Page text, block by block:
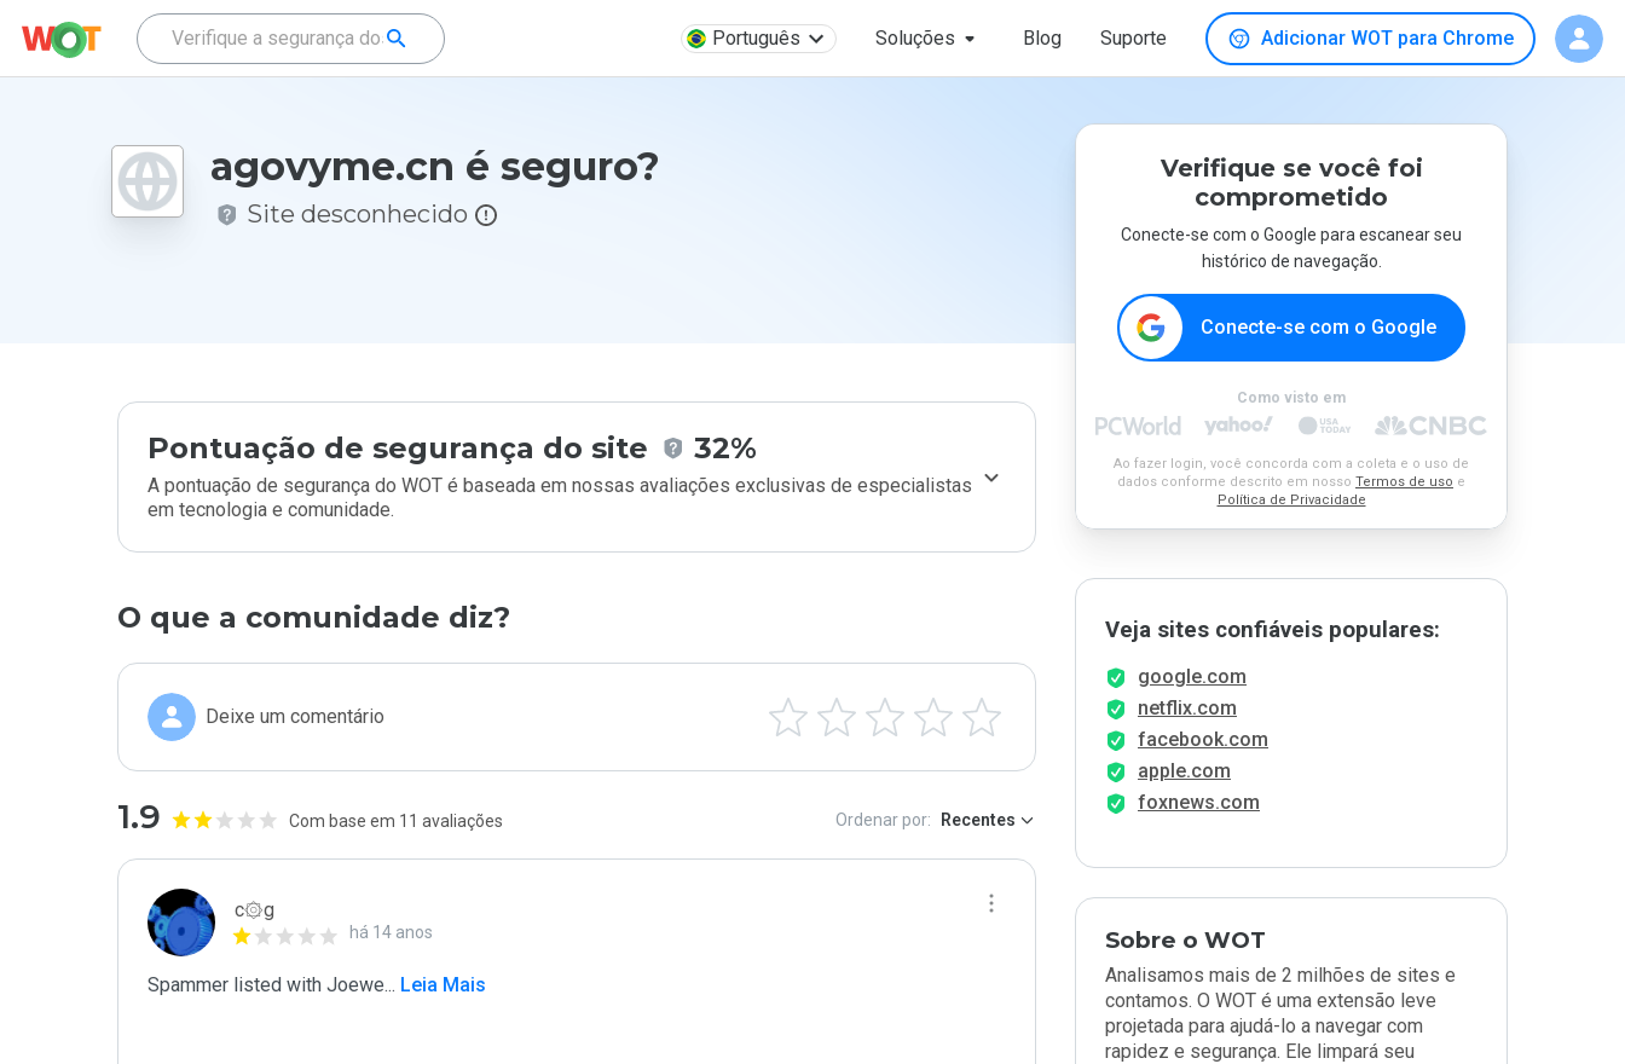
Português Soluções Blog Suporte Adicionar WOT para Chrome
agovyme.cn é seguro?
Site desconhecido
Pontuação de segurança do site 32%
A pontuação de segurança do WOT é baseada em nossas avaliações exclusivas de especialistas
em tecnologia e comunidade.
O que a comunidade diz?
Deixe um comentário
1.9 Com base em 11 avaliações Ordenar por: Recentes
c۞g
há 14 anos
Spammer listed with Joewe... Leia Mais
Verifique se você foi
comprometido
Conecte-se com o Google para escanear seu
histórico de navegação.
Conecte-se com o Google
Como visto em
Ao fazer login, você concorda com a coleta e o uso de
dados conforme descrito em nosso Termos de uso e
Política de Privacidade
Veja sites confiáveis populares:
google.com
netflix.com
facebook.com
apple.com
foxnews.com
Sobre o WOT
Analisamos mais de 2 milhões de sites e
contamos. O WOT é uma extensão leve
projetada para ajudá-lo a navegar com
rapidez e segurança. Ele limpará seu